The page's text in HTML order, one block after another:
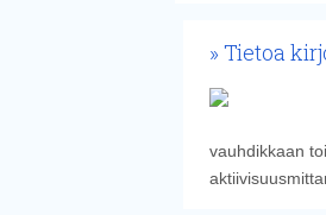
Tietoa
vauhdikkaan